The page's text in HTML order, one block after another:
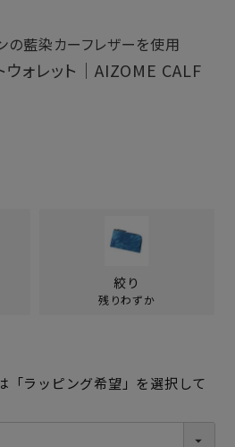
の藍染カーフレザーを使用
ウォレット｜AIZOME CALF
絞り
残りわずか
「ラッピング希望」を選択して